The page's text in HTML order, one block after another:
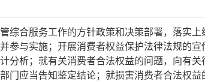
综合服务工作的方针政策和决策部署，落实上
参与实施；开展消费者权益保护法律法规的
分析；就有关消费者合法权益的问题，向有
门应当告知鉴定结论；就损害消费者合法权